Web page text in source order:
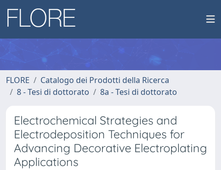
FLORE
Catalogo dei Prodotti della Ricerca
8 - Tesi di dottorato
8a - Tesi di dottorato
Electrochemical Strategies and
Electrodeposition Techniques for
Advancing Decorative Electroplating
Applications